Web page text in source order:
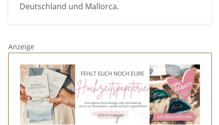
Deutschland und Mallorca.
Anzeige